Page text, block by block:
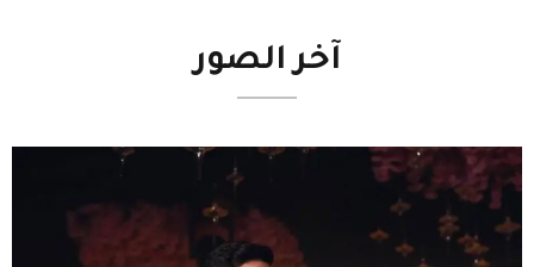
آخر الصور